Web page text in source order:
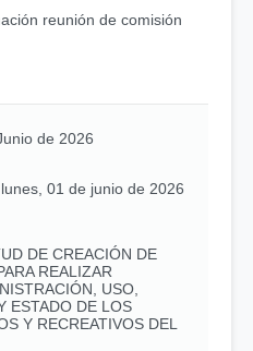
reunión de comisión
de 2026
01 de junio de 2026
DE CREACIÓN DE
REALIZAR
USO,
ESTADO DE LOS
Y RECREATIVOS DEL